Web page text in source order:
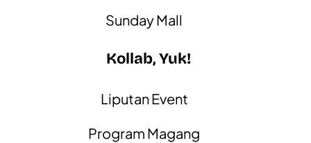
Sunday Mall
Kollab, Yuk!
Liputan Event
Program Magang